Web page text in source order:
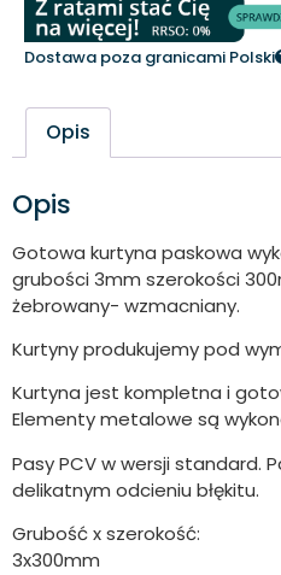
Dostawa poza granicami Polski
Opis
Opis
Gotowa kurtyna paskowa
grubości 3mm szerokości
żebrowany- wzmacniany.
Kurtyny produkujemy pod
Kurtyna jest kompletna i
Elementy metalowe są
Pasy PCV w wersji standard.
delikatnym odcieniu błękitu.
Grubość x szerokość:
3x300mm